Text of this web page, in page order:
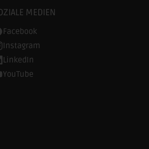
MEDIEN
Facebook
Instagram
LinkedIn
YouTube